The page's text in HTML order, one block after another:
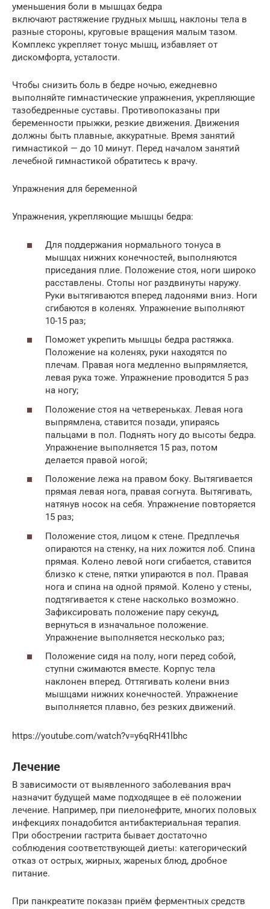
уменьшения боли в мышцах бедра
включают растяжение грудных мышц, наклоны тела в
разные стороны, круговые вращения малым тазом.
Комплекс укрепляет тонус мышц, избавляет от
дискомфорта, усталости.
Чтобы снизить боль в бедре ночью, ежедневно
выполняйте гимнастические упражнения, укрепляющие
тазобедренные суставы. Противопоказаны при
беременности прыжки, резкие движения. Движения
должны быть плавные, аккуратные. Время занятий
гимнастикой — до 10 минут. Перед началом занятий
лечебной гимнастикой обратитесь к врачу.
Упражнения для беременной
Упражнения, укрепляющие мышцы бедра:
Для поддержания нормального тонуса в
мышцах нижних конечностей, выполняются
приседания плие. Положение стоя, ноги широко
расставлены. Стопы ног раздвинуты наружу.
Руки вытягиваются вперед ладонями вниз. Ноги
сгибаются в коленях. Упражнение выполняют
10-15 раз;
Поможет укрепить мышцы бедра растяжка.
Положение на коленях, руки находятся по
плечам. Правая нога медленно выпрямляется,
левая рука тоже. Упражнение проводится 5 раз
на ногу;
Положение стоя на четвереньках. Левая нога
выпрямлена, ставится позади, упираясь
пальцами в пол. Поднять ногу до высоты бедра.
Упражнение выполняется 15 раз, потом
делается правой ногой;
Положение лежа на правом боку. Вытягивается
прямая левая нога, правая согнута. Вытягивать,
натянув носок на себя. Упражнение повторяется
15 раз;
Положение стоя, лицом к стене. Предплечья
опираются на стенку, на них ложится лоб. Спина
прямая. Колено левой ноги сгибается, ставится
близко к стене, пятки упираются в пол. Правая
нога и спина на одной прямой. Колено у стены,
подтягивается к стене насколько возможно.
Зафиксировать положение пару секунд,
вернуться в изначальное положение.
Упражнение выполняется несколько раз;
Положение сидя на полу, ноги перед собой,
ступни сжимаются вместе. Корпус тела
наклонен вперед. Оттягивать колени вниз
мышцами нижних конечностей. Упражнение
выполняется плавно, без резких движений.
https://youtube.com/watch?v=y6qRH41lbhc
Лечение
В зависимости от выявленного заболевания врач
назначит будущей маме подходящее в её положении
лечение. Например, при пиелонефрите, многих половых
инфекциях понадобится антибактериальная терапия.
При обострении гастрита бывает достаточно
соблюдения соответствующей диеты: категорический
отказ от острых, жирных, жареных блюд, дробное
питание.
При панкреатите показан приём ферментных средств